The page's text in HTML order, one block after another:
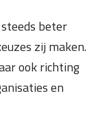
beter
zij maken.
ook richting
en